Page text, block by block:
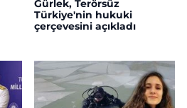
Gürlek, Terörsüz
Türkiye'nin hukuki
çerçevesini açıkladı